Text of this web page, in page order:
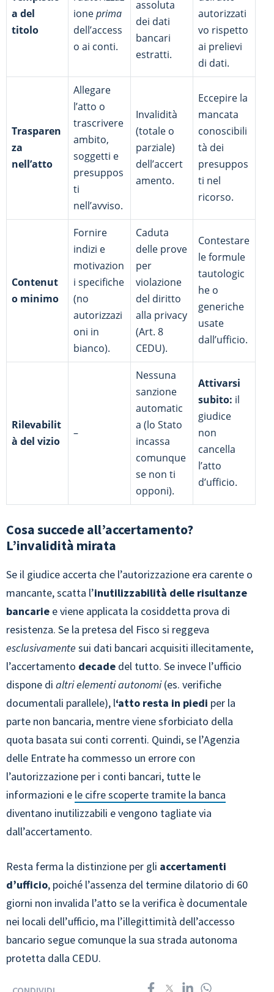
a del
titolo
ioneprima
dell’access
o ai conti.
assoluta
dei dati
bancari
estratti.
autorizzati
vo rispetto
ai prelievi
di dati.
Trasparen
za
nell’atto
Allegare
l’atto o
trascrivere
ambito,
soggetti e
presuppos
ti
nell’avviso.
Invalidità
(totale o
parziale)
dell’accert
amento.
Eccepire la
mancata
conoscibili
tà dei
presuppos
ti nel
ricorso.
Contenut
o minimo
Fornire
indizi e
motivazion
i specifiche
(no
autorizzazi
oni in
bianco).
Caduta
delle prove
per
violazione
del diritto
alla privacy
(Art. 8
CEDU).
Contestare
le formule
tautologic
he o
generiche
usate
dall’ufficio.
Rilevabilit
à del vizio
–
Nessuna
sanzione
automatic
a (lo Stato
incassa
comunque
se non ti
opponi).
Attivarsi
subito: il
giudice
non
cancella
l’atto
d’ufficio.
Cosa succede all’accertamento?
L’invalidità mirata
Se il giudice accerta che l’autorizzazione era carente o
mancante, scatta l’inutilizzabilità delle risultanze
bancarie e viene applicata la cosiddetta prova di
resistenza. Se la pretesa del Fisco si reggeva
esclusivamente sui dati bancari acquisiti illecitamente,
l’accertamento decade del tutto. Se invece l’ufficio
dispone di altri elementi autonomi(es. verifiche
documentali parallele), l‘atto resta in piedi per la
parte non bancaria, mentre viene sforbiciato della
quota basata sui conti correnti. Quindi, se l’Agenzia
delle Entrate ha commesso un errore con
l’autorizzazione per i conti bancari, tutte le
informazioni e le cifre scoperte tramite la banca
diventano inutilizzabili e vengono tagliate via
dall’accertamento.
Resta ferma la distinzione per gli accertamenti
d’ufficio, poiché l’assenza del termine dilatorio di 60
giorni non invalida l’atto se la verifica è documentale
nei locali dell’ufficio, ma l’illegittimità dell’accesso
bancario segue comunque la sua strada autonoma
protetta dalla CEDU.